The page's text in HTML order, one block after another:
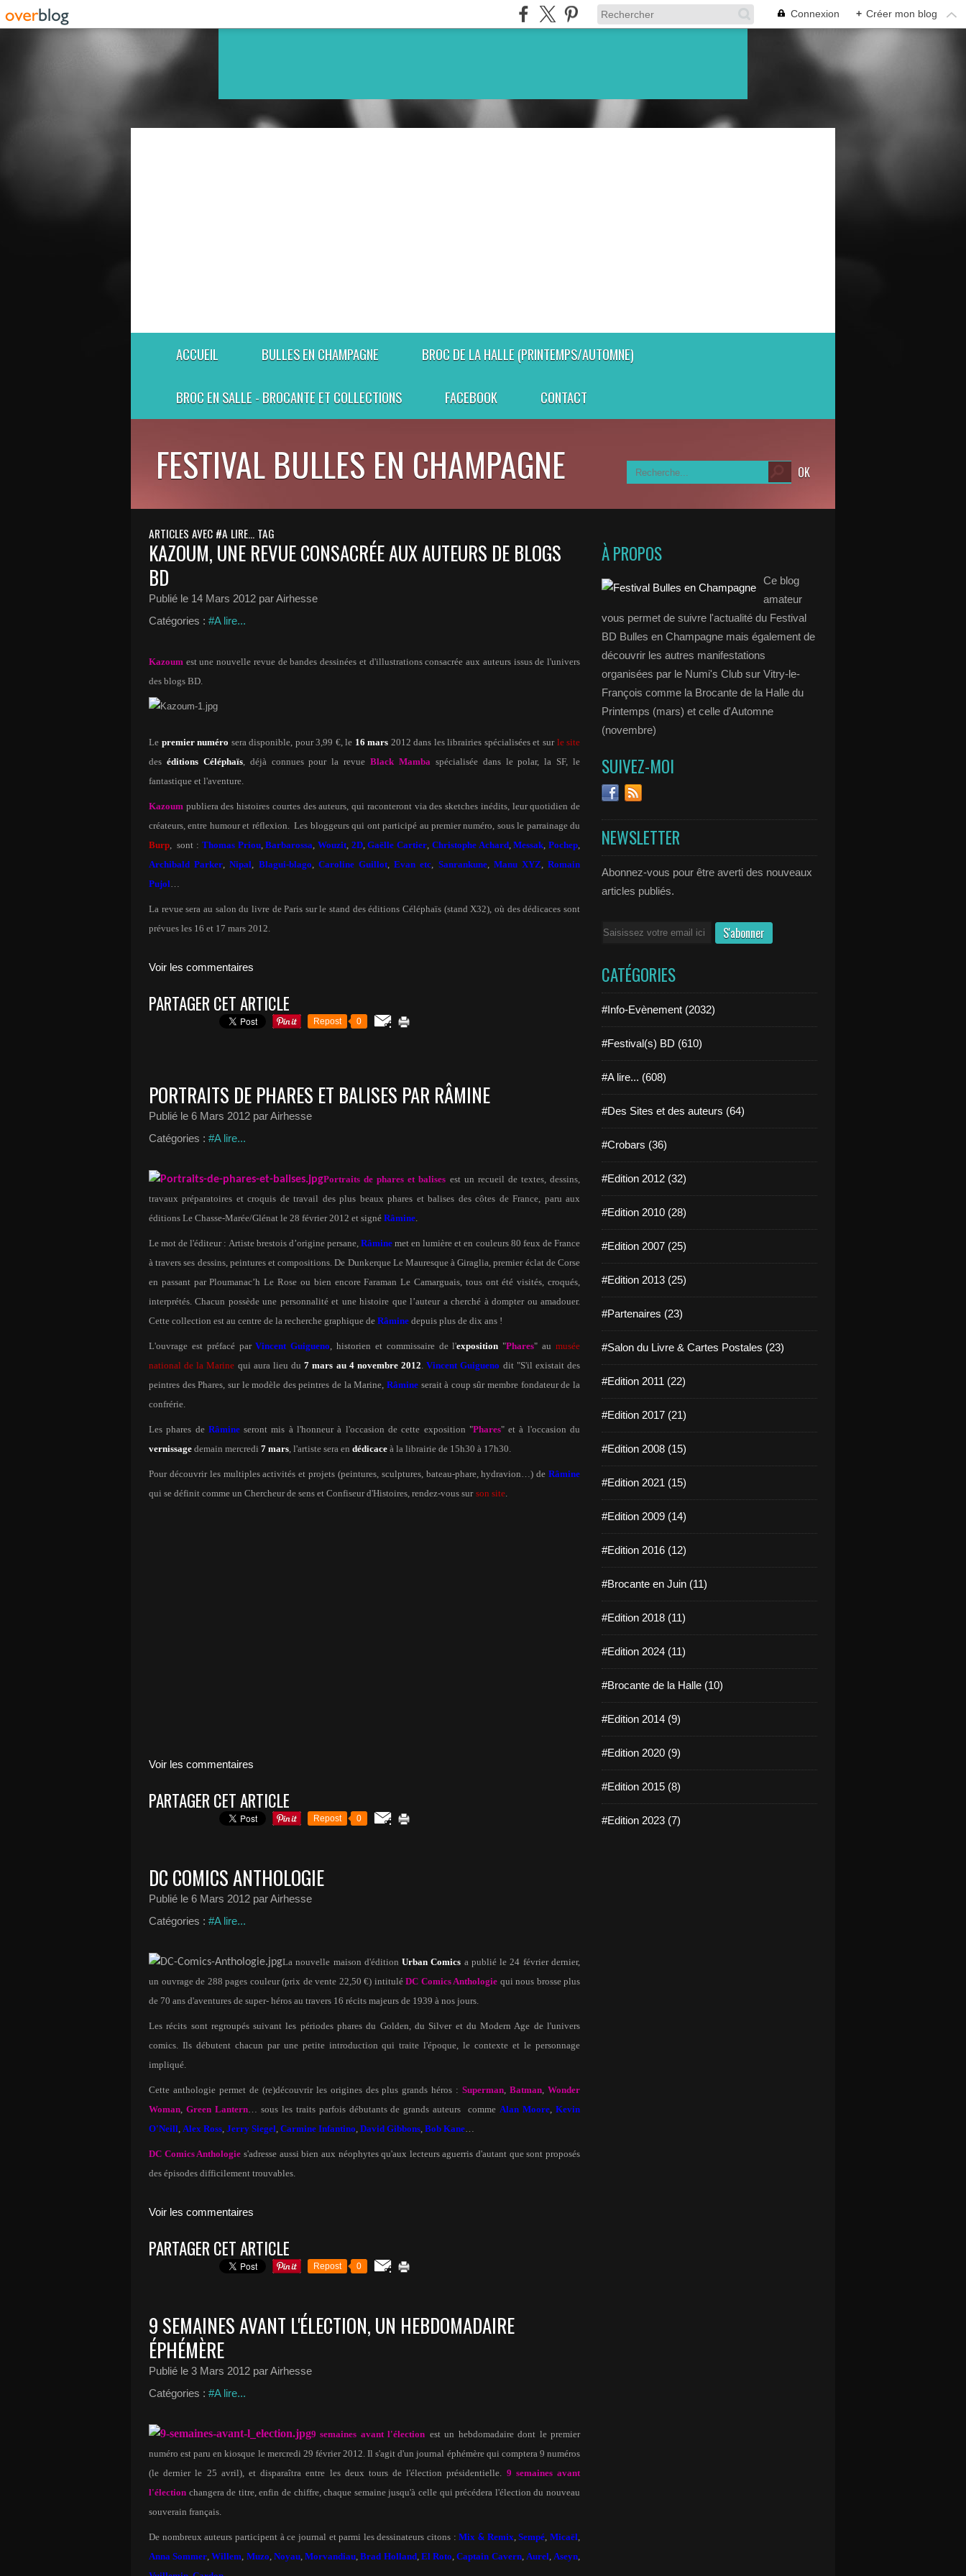
Connexion + Créer mon blog
ACCUEIL BULLES EN CHAMPAGNE BROC DE LA HALLE (PRINTEMPS/AUTOMNE)
BROC EN SALLE - BROCANTE ET COLLECTIONS FACEBOOK CONTACT
FESTIVAL BULLES EN CHAMPAGNE
ARTICLES AVEC #A LIRE... TAG
KAZOUM, UNE REVUE CONSACRÉE AUX AUTEURS DE BLOGS
BD
Publié le 14 Mars 2012 par Airhesse
Catégories : #A lire...
Kazoum est une nouvelle revue de bandes dessinées et d'illustrations consacrée aux auteurs issus de l'univers
des blogs BD.
Le premier numéro sera disponible, pour 3,99 €, le 16 mars 2012 dans les librairies spécialisées et sur le site
des éditions Céléphaïs, déjà connues pour la revue Black Mambaspécialisée dans le polar, la SF, le
fantastique et l'aventure.
Kazoum publiera des histoires courtes des auteurs, qui raconteront via des sketches inédits, leur quotidien de
créateurs, entre humour et réflexion. Les bloggeurs qui ont participé au premier numéro, sous le parrainage du
Burp, sont : Thomas Priou,Barbarossa,Wouzit, 2D,Gaëlle Cartier, Christophe Achard,Messak,Pochep,
Archibald Parker,Nipal, Blagui-blago, Caroline Guillot,Evan etc, Sanrankune, Manu XYZ,Romain
Pujol…
La revue sera au salon du livre de Paris sur le stand des éditions Céléphaïs (stand X32), où des dédicaces sont
prévues les 16 et 17 mars 2012.
Voir les commentaires
PARTAGER CET ARTICLE
Repost 0
PORTRAITS DE PHARES ET BALISES PAR RÂMINE
Publié le 6 Mars 2012 par Airhesse
Catégories : #A lire...
Portraits de phares et balises est un recueil de textes, dessins,
travaux préparatoires et croquis de travail des plus beaux phares et balises des côtes de France, paru aux
éditions Le Chasse-Marée/Glénat le 28 février 2012 et signé Râmine.
Le mot de l'éditeur : Artiste brestois d’origine persane, Râminemet en lumière et en couleurs 80 feux de France
à travers ses dessins, peintures et compositions. De Dunkerque Le Mauresque à Giraglia, premier éclat de Corse
en passant par Ploumanac’h Le Rose ou bien encore Faraman Le Camarguais, tous ont été visités, croqués,
interprétés. Chacun possède une personnalité et une histoire que l’auteur a cherché à dompter ou amadouer.
Cette collection est au centre de la recherche graphique de Râmine depuis plus de dix ans !
L'ouvrage est préfacé parVincent Guigueno, historien et commissaire de l'exposition "Phares" aumusée
national de la Marine qui aura lieu du7 mars au 4 novembre 2012.Vincent Guigueno dit "S'il existait des
peintres des Phares, sur le modèle des peintres de la Marine, Râmineserait à coup sûr membre fondateur de la
confrérie.
Les phares de Râmineseront mis à l'honneur à l'occasion de cette exposition "Phares" et à l'occasion du
vernissage demain mercredi 7 mars, l'artiste sera en dédicace à la librairie de 15h30 à 17h30.
Pour découvrir les multiples activités et projets (peintures, sculptures, bateau-phare, hydravion…) de Râmine
qui se définit comme un Chercheur de sens et Confiseur d'Histoires, rendez-vous sur son site.
Voir les commentaires
PARTAGER CET ARTICLE
Repost 0
DC COMICS ANTHOLOGIE
Publié le 6 Mars 2012 par Airhesse
Catégories : #A lire...
La nouvelle maison d'éditionUrban Comics a publié le 24 février dernier,
un ouvrage de 288 pages couleur (prix de vente 22,50 €) intitulé DC Comics Anthologie qui nous brosse plus
de 70 ans d'aventures de super- héros au travers 16 récits majeurs de 1939 à nos jours.
Les récits sont regroupés suivant les périodes phares du Golden, du Silver et du Modern Age de l'univers
comics. Ils débutent chacun par une petite introduction qui traite l'époque, le contexte et le personnage
impliqué.
Cette anthologie permet de (re)découvrir les origines des plus grands héros :Superman,Batman,Wonder
Woman, Green Lantern… sous les traits parfois débutants de grands auteurs commeAlan Moore,Kevin
O'Neill, Alex Ross, Jerry Siegel, Carmine Infantino, David Gibbons, Bob Kane…
DC Comics Anthologie s'adresse aussi bien aux néophytes qu'aux lecteurs aguerris d'autant que sont proposés
des épisodes difficilement trouvables.
Voir les commentaires
PARTAGER CET ARTICLE
Repost 0
9 SEMAINES AVANT L'ÉLECTION, UN HEBDOMADAIRE
ÉPHÉMÈRE
Publié le 3 Mars 2012 par Airhesse
Catégories : #A lire...
9 semaines avant l'élection est un hebdomadaire dont le premier
numéro est paru en kiosque le mercredi 29 février 2012. Il s'agit d'un journal éphémère qui comptera 9 numéros
(le dernier le 25 avril), et disparaîtra entre les deux tours de l'élection présidentielle. 9 semaines avant
l'élection changera de titre, enfin de chiffre, chaque semaine jusqu'à celle qui précédera l'élection du nouveau
souverain français.
De nombreux auteurs participent à ce journal et parmi les dessinateurs citons :Mix& Remix,Sempé,Micaël,
Anna Sommer,Willem, Muzo, Noyau,Morvandiau,Brad Holland, El Roto,Captain Cavern, Aurel,Aseyn,
À PROPOS
Ce blog
amateur
vous permet de suivre l'actualité du Festival
BD Bulles en Champagne mais également de
découvrir les autres manifestations
organisées par le Numi's Club sur Vitry-le-
François comme la Brocante de la Halle du
Printemps (mars) et celle d'Automne
(novembre)
SUIVEZ-MOI
NEWSLETTER
Abonnez-vous pour être averti des nouveaux
articles publiés.
Email
CATÉGORIES
#Info-Evènement (2032)
#Festival(s) BD (610)
#A lire... (608)
#Des Sites et des auteurs (64)
#Crobars (36)
#Edition 2012 (32)
#Edition 2010 (28)
#Edition 2007 (25)
#Edition 2013 (25)
#Partenaires (23)
#Salon du Livre & Cartes Postales (23)
#Edition 2011 (22)
#Edition 2017 (21)
#Edition 2008 (15)
#Edition 2021 (15)
#Edition 2009 (14)
#Edition 2016 (12)
#Brocante en Juin (11)
#Edition 2018 (11)
#Edition 2024 (11)
#Brocante de la Halle (10)
#Edition 2014 (9)
#Edition 2020 (9)
#Edition 2015 (8)
#Edition 2023 (7)